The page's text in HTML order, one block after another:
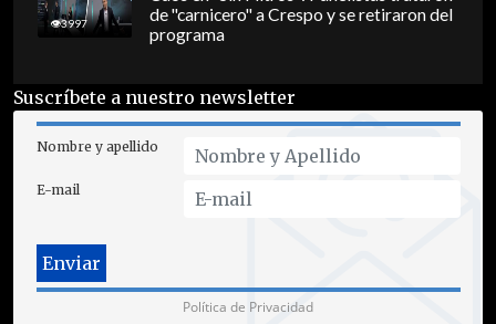
3997
de "carnicero" a Crespo y se retiraron del
programa
Suscríbete a nuestro newsletter
Nombre y apellido
E-mail
Política de Privacidad